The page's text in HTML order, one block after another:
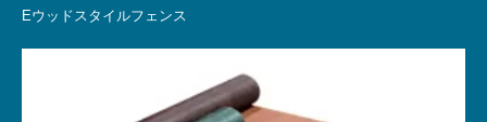
Eウッドスタイルフェンス